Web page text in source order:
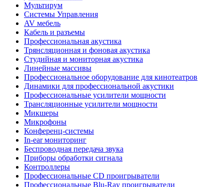
Мультирум
Системы Управления
AV мебель
Кабель и разъемы
Профессиональная акустика
Трянсляционная и фоновая акустика
Студийная и мониторная акустика
Линейные массивы
Профессиональное оборудование для кинотеатров
Динамики для профессиональной акустики
Профессиональные усилители мощности
Трансляционные усилители мощности
Микшеры
Микрофоны
Конференц-системы
In-ear мониторинг
Беспроводная передача звука
Приборы обработки сигнала
Контроллеры
Профессиональные СD проигрыватели
Профессиональные Blu-Ray проигрыватели